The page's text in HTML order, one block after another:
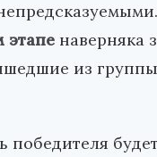
этапе наверняка
из
победителя